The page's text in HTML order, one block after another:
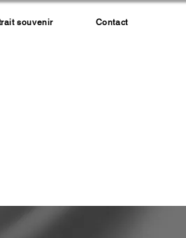
souvenir Contact